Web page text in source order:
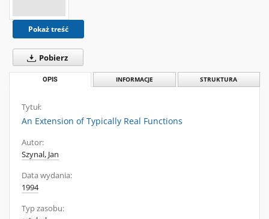
Pokaż treść
Pobierz
OPIS INFORMACJE STRUKTURA
Tytuł:
An Extension of Typically Real Functions
Autor:
Szynal, Jan
Data wydania:
1994
Typ zasobu: